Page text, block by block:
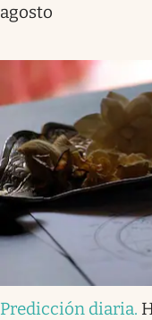
agosto
Predicción diaria.